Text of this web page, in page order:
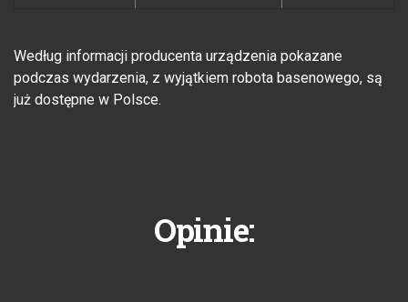
Według informacji producenta urządzenia pokazane
podczas wydarzenia, z wyjątkiem robota basenowego, są
już dostępne w Polsce.
Opinie: